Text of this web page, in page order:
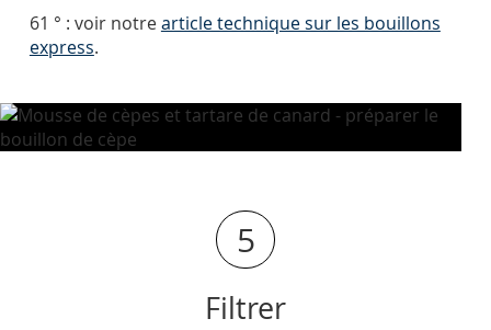
61 ° : voir notrearticle technique sur les bouillons
express.
5
Filtrer